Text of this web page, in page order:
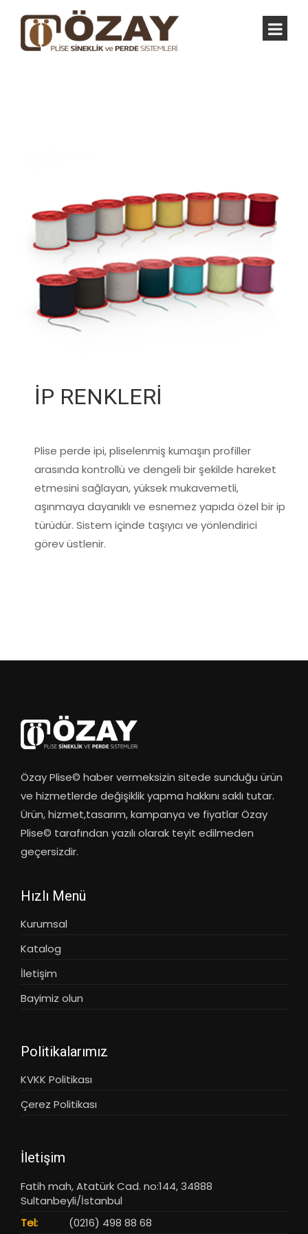
İP RENKLERİ
Plise perde ipi, pliselenmiş kumaşın profiller
arasında kontrollü ve dengeli bir şekilde hareket
etmesini sağlayan, yüksek mukavemetli,
aşınmaya dayanıklı ve esnemez yapıda özel bir ip
türüdür. Sistem içinde taşıyıcı ve yönlendirici
görev üstlenir.
Özay Plise© haber vermeksizin sitede sunduğu ürün
ve hizmetlerde değişiklik yapma hakkını saklı tutar.
Ürün, hizmet,tasarım, kampanya ve fiyatlar Özay
Plise© tarafından yazılı olarak teyit edilmeden
geçersizdir.
Hızlı Menü
Kurumsal
Katalog
İletişim
Bayimiz olun
Politikalarımız
KVKK Politikası
Çerez Politikası
İletişim
Fatih mah, Atatürk Cad. no:144, 34888
Sultanbeyli/İstanbul
Tel:
(0216) 498 88 68